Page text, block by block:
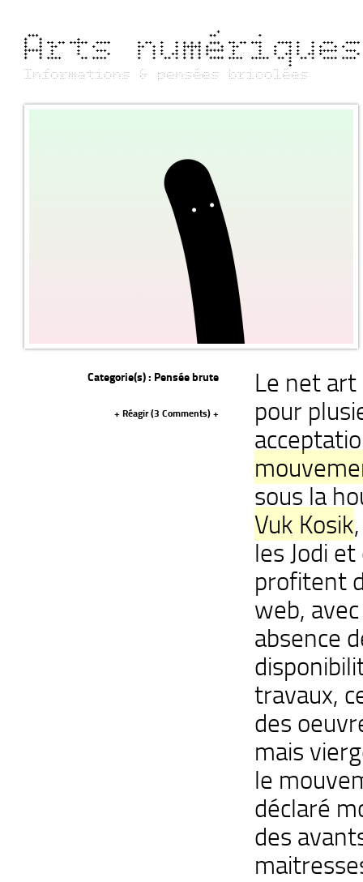
Arts
Informations & pensées bricolées
Categorie(s) : Pensée brute
+ Réagir (3 Comments) +
Le net
pour
sous la
Vuk Kosik
les Jodi
profitent
web,
absence
travaux,
des
mais
le
déclaré
des